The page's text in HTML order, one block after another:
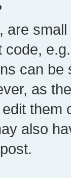
are
can
as
them
also